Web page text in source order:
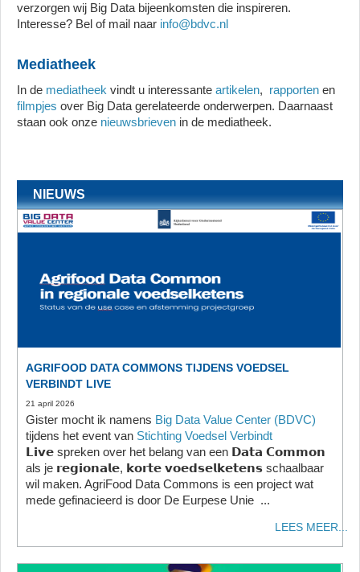
verzorgen wij Big Data bijeenkomsten die inspireren.
Interesse? Bel of mail naar info@bdvc.nl
Mediatheek
In de mediatheek vindt u interessante artikelen, rapporten en
filmpjes over Big Data gerelateerde onderwerpen. Daarnaast
staan ook onze nieuwsbrieven in de mediatheek.
NIEUWS
AGRIFOOD DATA COMMONS TIJDENS VOEDSEL
VERBINDT LIVE
21 april 2026
Gister mocht ik namens Big Data Value Center (BDVC)
tijdens het event van Stichting Voedsel Verbindt
𝗟𝗶𝘃𝗲 spreken over het belang van een 𝗗𝗮𝘁𝗮 𝗖𝗼𝗺𝗺𝗼𝗻
als je 𝗿𝗲𝗴𝗶𝗼𝗻𝗮𝗹𝗲, 𝗸𝗼𝗿𝘁𝗲 𝘃𝗼𝗲𝗱𝘀𝗲𝗹𝗸𝗲𝘁𝗲𝗻𝘀 schaalbaar
wil maken. AgriFood Data Commons is een project wat
mede gefinacieerd is door De Eurpese Unie ...
LEES MEER...